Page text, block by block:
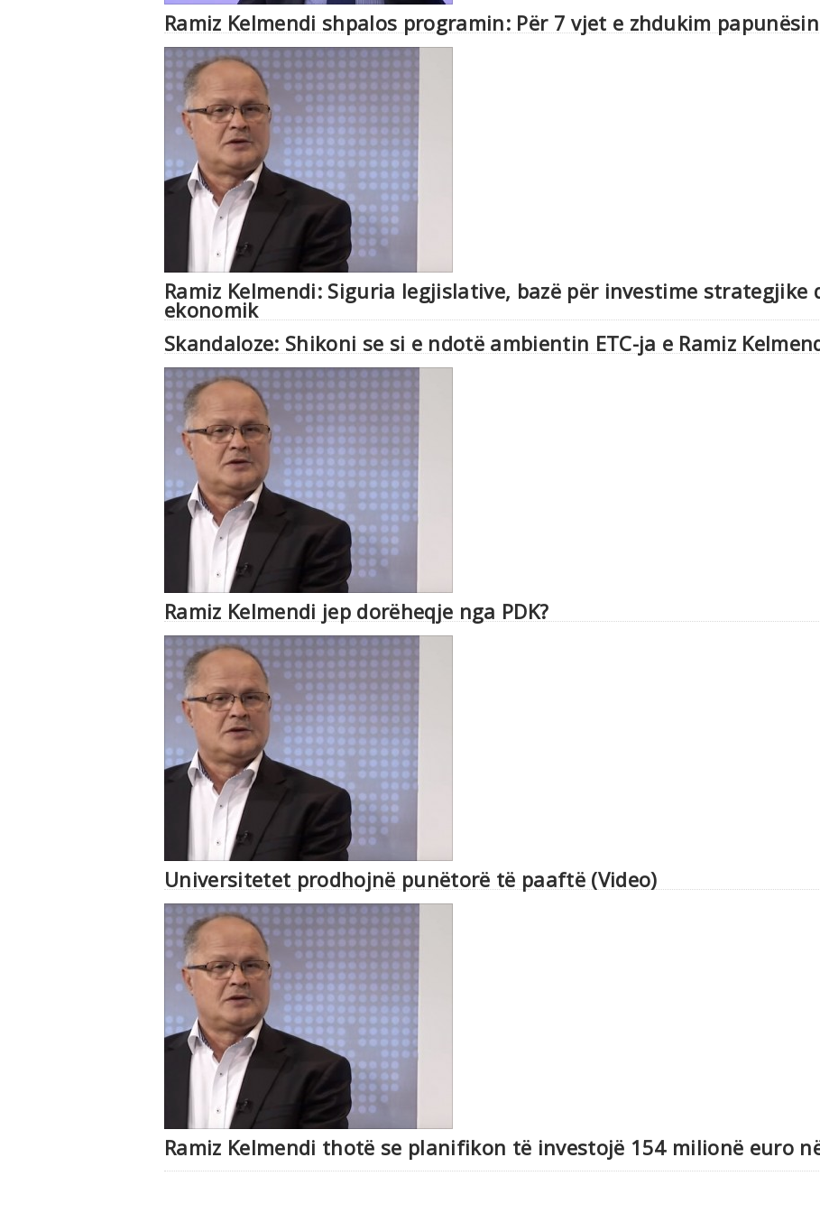
Ramiz Kelmendi shpalos programin: Për 7 vjet e zhdukim
Ramiz Kelmendi: Siguria legjislative, bazë për investime strategjike
ekonomik
Skandaloze: Shikoni se si e ndotë ambientin ETC-ja e Ramiz
Ramiz Kelmendi jep dorëheqje nga PDK?
Universitetet prodhojnë punëtorë të paaftë (Video)
Ramiz Kelmendi thotë se planifikon të investojë 154 milionë euro